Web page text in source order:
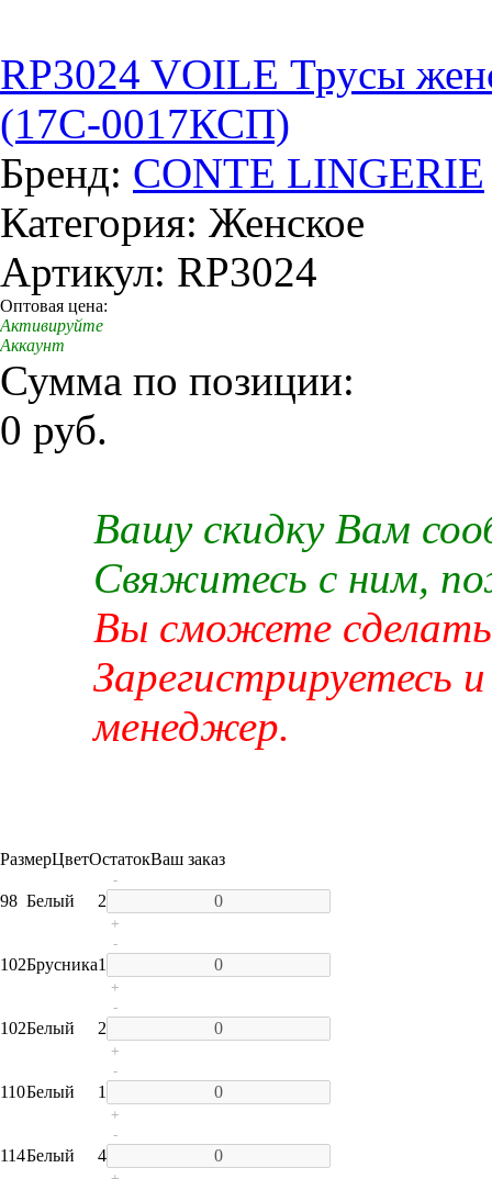
RP3024 VOILE Трусы
(17С-0017КСП)
Бренд: CONTE LINGERIE
Категория: Женское
Артикул: RP3024
Оптовая цена:
Активируйте
Аккаунт
Сумма по позиции:
0 руб.
Вашу скидку Вам
Свяжитесь с ним,
Вы сможете сделать
Зарегистрируетесь
менеджер.
РазмерЦветОстатокВаш заказ
98 Белый 2
-
+
102Брусника1
-
+
102Белый 2
-
+
110Белый 1
-
+
114Белый 4
-